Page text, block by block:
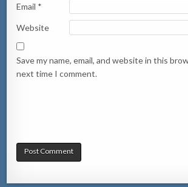
Email *
Website
Save my name, email, and website in this
next time I comment.